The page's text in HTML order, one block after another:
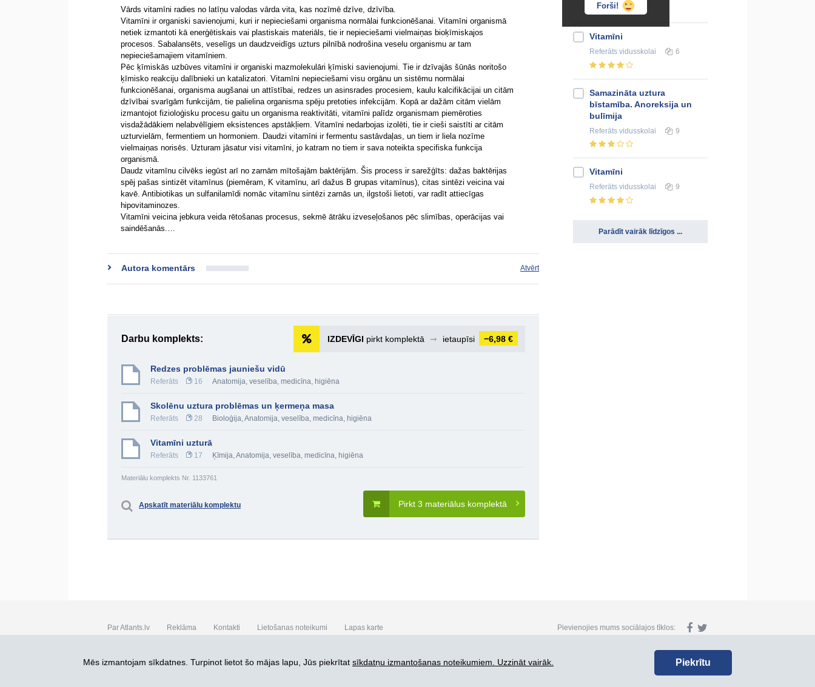
Vārds vitamīni radies no latīņu valodas vārda vita, kas nozīmē dzīve, dzīvība.
Vitamīni ir organiski savienojumi, kuri ir nepieciešami organisma normālai funkcionēšanai. Vitamīni organismā
netiek izmantoti kā enerģētiskais vai plastiskais materiāls, tie ir nepieciešami vielmaiņas bioķīmiskajos
procesos. Sabalansēts, veselīgs un daudzveidīgs uzturs pilnībā nodrošina veselu organismu ar tam
nepieciešamajiem vitamīniem.
Pēc ķīmiskās uzbūves vitamīni ir organiski mazmolekulāri ķīmiski savienojumi. Tie ir dzīvajās šūnās noritošo
ķīmisko reakciju dalībnieki un katalizatori. Vitamīni nepieciešami visu orgānu un sistēmu normālai
funkcionēšanai, organisma augšanai un attīstībai, redzes un asinsrades procesiem, kaulu kalcifikācijai un citām
dzīvībai svarīgām funkcijām, tie palielina organisma spēju pretoties infekcijām. Kopā ar dažām citām vielām
izmantojot fizioloģisku procesu gaitu un organisma reaktivitāti, vitamīni palīdz organismam piemēroties
visdažādākiem nelabvēlīgiem eksistences apstākļiem. Vitamīni nedarbojas izolēti, tie ir cieši saistīti ar citām
uzturvielām, fermentiem un hormoniem. Daudzi vitamīni ir fermentu sastāvdaļas, un tiem ir liela nozīme
vielmaiņas norisēs. Uzturam jāsatur visi vitamīni, jo katram no tiem ir sava noteikta specifiska funkcija
organismā.
Daudz vitamīnu cilvēks iegūst arī no zarnām mītošajām baktērijām. Šis process ir sarežģīts: dažas baktērijas
spēj pašas sintizēt vitamīnus (piemēram, K vitamīnu, arī dažus B grupas vitamīnus), citas sintēzi veicina vai
kavē. Antibiotikas un sulfanilamīdi nomāc vitamīnu sintēzi zarnās un, ilgstoši lietoti, var radīt attiecīgas
hipovitaminozes.
Vitamīni veicina jebkura veida rētošanas procesus, sekmē ātrāku izveseļošanos pēc slimības, operācijas vai
saindēšanās.…
Autora komentārs Atvērt
Darbu komplekts: IZDEVĪGI pirkt komplektā ➞ ietaupīsi −6,98 €
Redzes problēmas jauniešu vidū
Referāts 16 Anatomija, veselība, medicīna, higiēna
Skolēnu uztura problēmas un ķermeņa masa
Referāts 28 Bioloģija,Anatomija, veselība, medicīna, higiēna
Vitamīni uzturā
Referāts 17 Ķīmija,Anatomija, veselība, medicīna, higiēna
Materiālu komplekts Nr. 1133761
Pirkt 3 materiālus komplektā
Apskatīt materiālu komplektu
Forši!
Vitamīni
Referāts vidusskolai 6
Samazināta uztura
bīstamība. Anoreksija un
bulīmija
Referāts vidusskolai 9
Vitamīni
Referāts vidusskolai 9
Parādīt vairāk līdzīgos ...
Par Atlants.lv Reklāma Kontakti Lietošanas noteikumi Lapas karte Pievienojies mums sociālajos tīklos:
SIA „CDI” © 2002 - 2026
Mēs izmantojam sīkdatnes. Turpinot lietot šo mājas lapu, Jūs piekrītat sīkdatņu izmantošanas noteikumiem. Uzzināt vairāk. Piekrītu